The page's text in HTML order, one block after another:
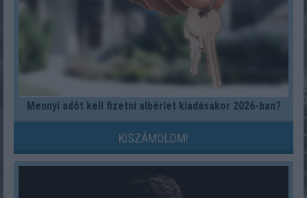
Mennyi adót kell fizetni albérlet kiadásakor 2026-ban?
KISZÁMOLOM!